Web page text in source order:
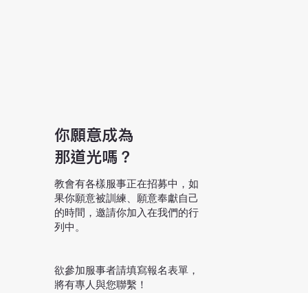
你願意成為
那道光嗎？
教會有各樣服事正在招募中，如
果你願意被訓練、願意奉獻自己
的時間，邀請你加入在我們的行
列中。
​欲參加服事者請填寫報名表單，
將有專人與您聯繫！